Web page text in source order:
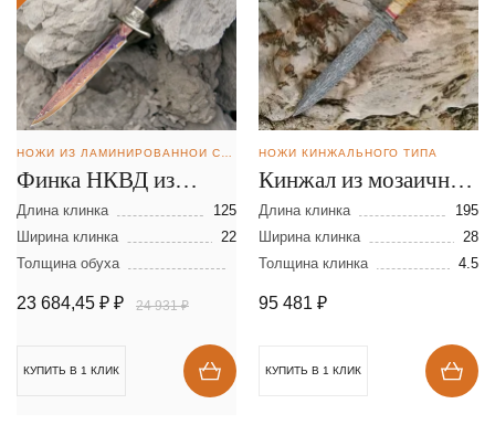
НОЖИ ИЗ ЛАМИНИРОВАННОЙ СТАЛИ
Финка НКВД из
ламинированной
стали
Длина клинка
125
Ширина клинка
22
Толщина обуха
23 684,45 ₽ ₽ 24 931 ₽
КУПИТЬ В 1 КЛИК
НОЖИ КИНЖАЛЬНОГО ТИПА
Кинжал из мозаичной
дамасской стали
Длина клинка
195
Ширина клинка
28
Толщина клинка
4.5
95 481 ₽
КУПИТЬ В 1 КЛИК